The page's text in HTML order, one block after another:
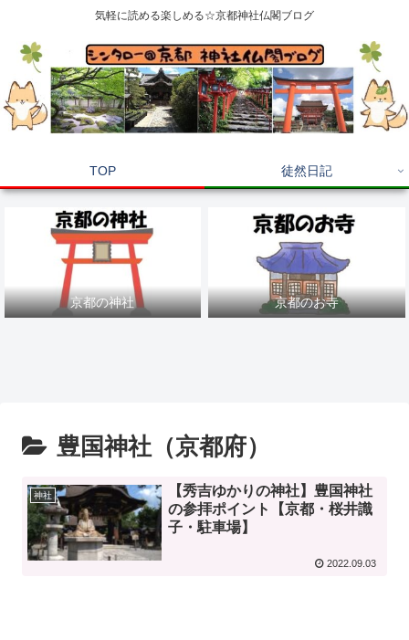
気軽に読める楽しめる☆京都神社仏閣ブログ
TOP 徒然日記
京都の神社 京都のお寺
豊国神社（京都府）
神社
【秀吉ゆかりの神社】豊国神社
の参拝ポイント【京都・桜井識
子・駐車場】
2022.09.03